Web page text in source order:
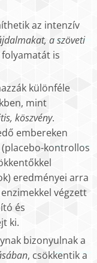
az intenzív
a szöveti
folyamatát is
különféle
mint
köszvény.
embereken
kontrollos
eredményei arra
végzett
és
ki.
bizonyulnak a
, csökkentik a